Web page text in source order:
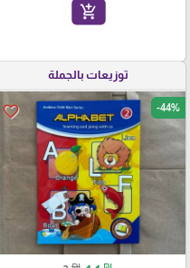
add_shopping_cart
توزيعات بالجملة
favorite_border -44%